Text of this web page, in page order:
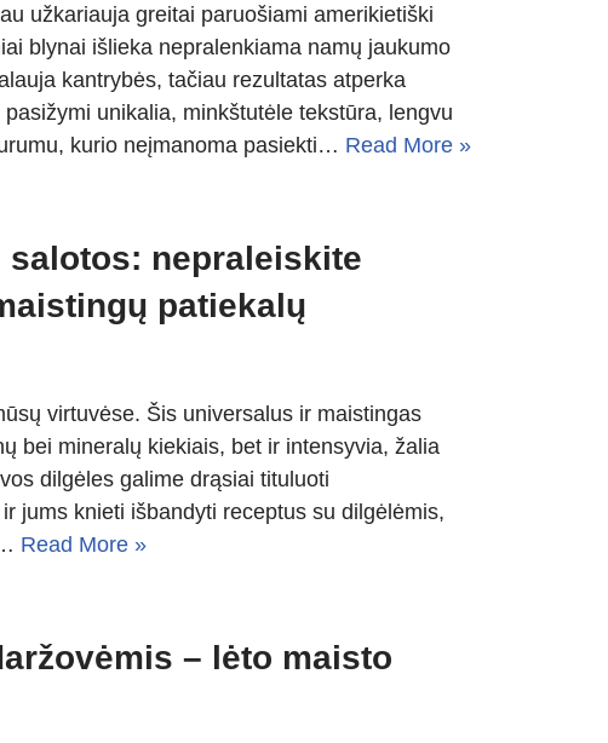
užkariauja greitai paruošiami amerikietiški
blynai išlieka nepralenkiama namų jaukumo
kantrybės, tačiau rezultatas atperka
unikalia, minkštutėle tekstūra, lengvu
kurio neįmanoma pasiekti… Read More »
nepraleiskite
patiekalų
virtuvėse. Šis universalus ir maistingas
bei mineralų kiekiais, bet ir intensyvia, žalia
dilgėles galime drąsiai tituluoti
jums knieti išbandyti receptus su dilgėlėmis,
Read More »
– lėto maisto